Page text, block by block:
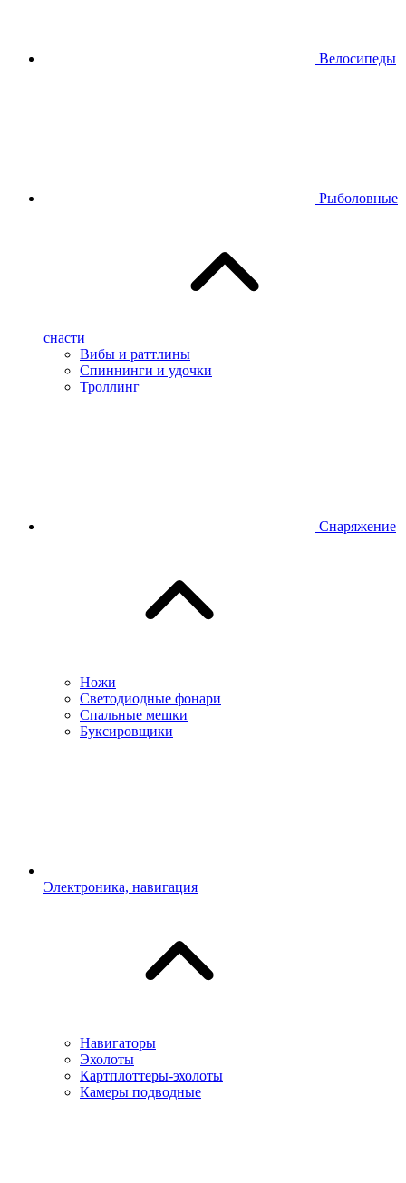
Велосипеды
Рыболовные
снасти
Вибы и раттлины
Спиннинги и удочки
Троллинг
Снаряжение
Ножи
Светодиодные фонари
Спальные мешки
Буксировщики
Электроника, навигация
Навигаторы
Эхолоты
Картплоттеры-эхолоты
Камеры подводные